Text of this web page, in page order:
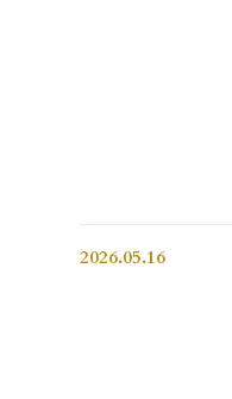
2026.05.16